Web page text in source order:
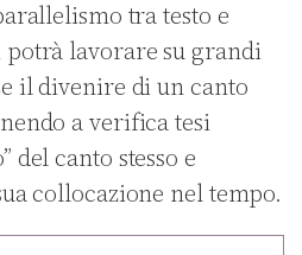
tra testo e
potrà lavorare su grandi
il divenire di un canto
a verifica tesi
del canto stesso e
collocazione nel tempo.